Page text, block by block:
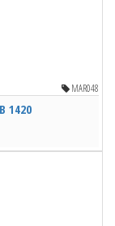
MAR048
1420